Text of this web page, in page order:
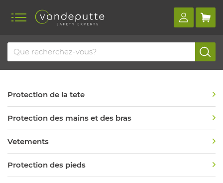
Home Produits Catalogues
Protection de la tete
Protection des mains et des bras
Vetements
Protection des pieds